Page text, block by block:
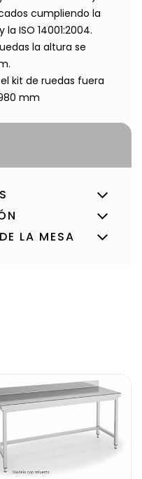
cumpliendo la
ISO 14001:2004.
la altura se
kit de ruedas fuera
mm
LA MESA